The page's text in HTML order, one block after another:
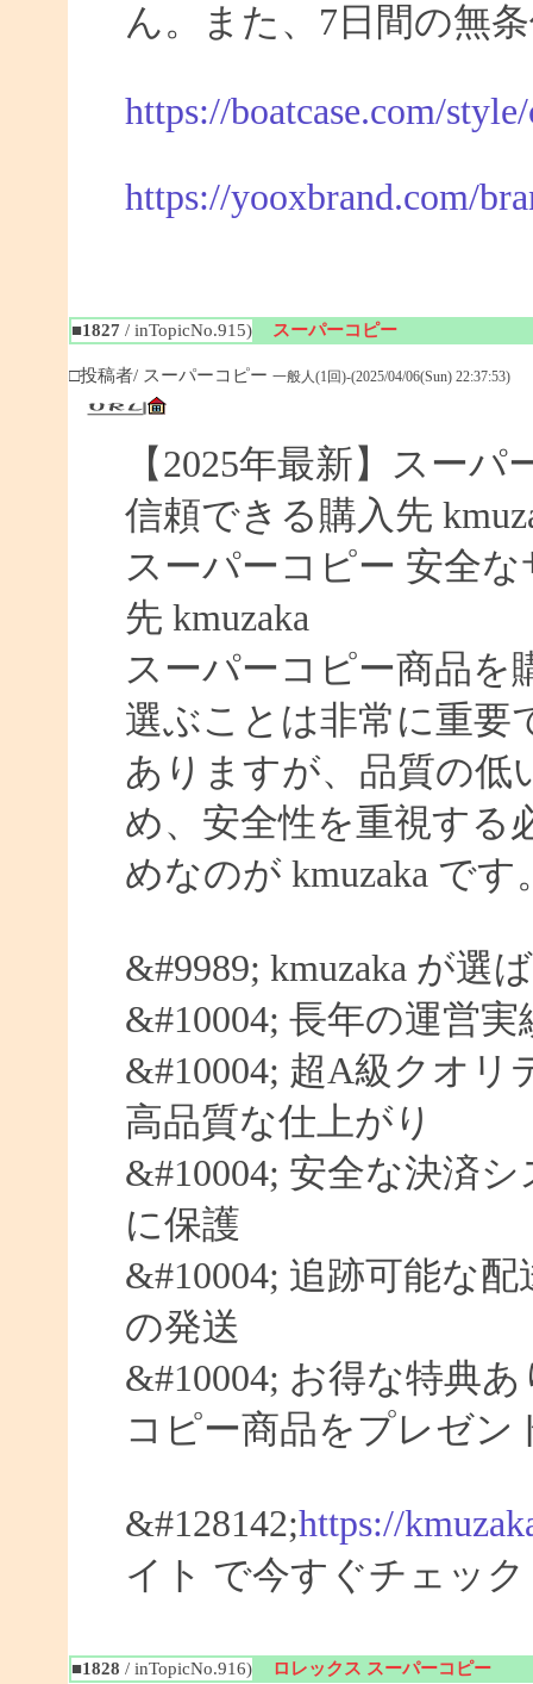
ん。また、7日間の無
https://boatcase.com/
https://yooxbrand.com/
■1827 / inTopicNo.915) スーパーコピー
□投稿者/ スーパーコピー 一般人(1回)-(2025/04/06(Sun) 22:37:53)
【2025年最新】スー
信頼できる購入先
スーパーコピー 安全
先 kmuzaka
スーパーコピー商品を
選ぶことは非常に重要
ありますが、品質の低
め、安全性を重視する
めなのが kmuzaka です
&#9989; kmuzaka が選
&#10004; 長年の運営
&#10004; 超A級クオリ
高品質な仕上がり
&#10004; 安全な決済
に保護
&#10004; 追跡可能な
の発送
&#10004; お得な特典
コピー商品をプレゼン
&#128142;https://
イト で今すぐチェック
■1828 / inTopicNo.916) ロレックス スーパーコピー